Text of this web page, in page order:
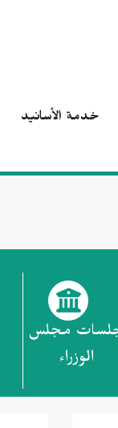
خدمة الأسانيد
مجلس
الوزراء